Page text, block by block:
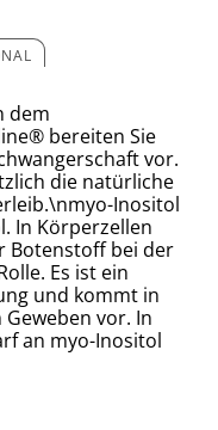
dem
bereiten Sie
vor.
die natürliche
Inositol
In Körperzellen
Botenstoff bei der
Es ist ein
und kommt in
vor. In
an myo-Inositol